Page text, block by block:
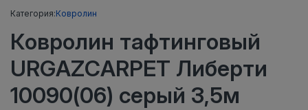
Категория:Ковролин
Ковролин тафтинговый
URGAZCARPET Либерти
10090(06) серый 3,5м